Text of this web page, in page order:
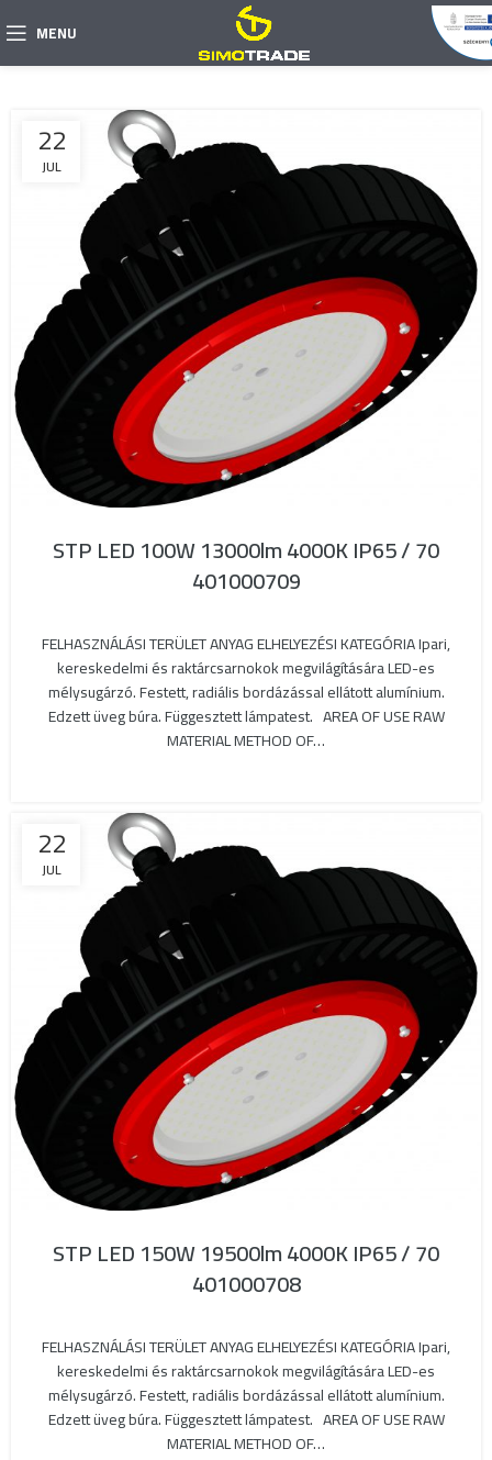
MENU
22
JUL
STP LED 100W 13000lm 4000K IP65 / 70
401000709
FELHASZNÁLÁSI TERÜLET ANYAG ELHELYEZÉSI KATEGÓRIA Ipari,
kereskedelmi és raktárcsarnokok megvilágítására LED-es
mélysugárzó. Festett, radiális bordázással ellátott alumínium.
Edzett üveg búra. Függesztett lámpatest. AREA OF USE RAW
MATERIAL METHOD OF…
22
JUL
STP LED 150W 19500lm 4000K IP65 / 70
401000708
FELHASZNÁLÁSI TERÜLET ANYAG ELHELYEZÉSI KATEGÓRIA Ipari,
kereskedelmi és raktárcsarnokok megvilágítására LED-es
mélysugárzó. Festett, radiális bordázással ellátott alumínium.
Edzett üveg búra. Függesztett lámpatest. AREA OF USE RAW
MATERIAL METHOD OF…